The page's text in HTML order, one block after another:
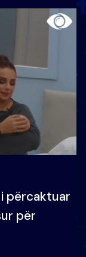
përcaktuar
për